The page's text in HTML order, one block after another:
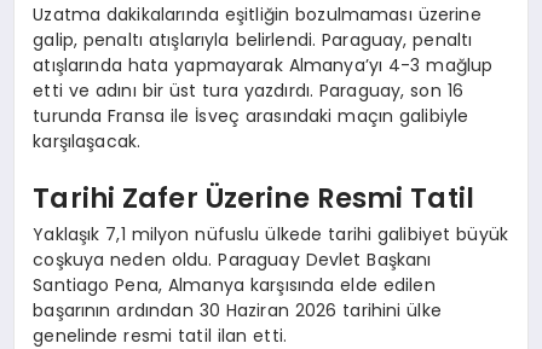
Uzatma dakikalarında eşitliğin bozulmaması üzerine
galip, penaltı atışlarıyla belirlendi. Paraguay, penaltı
atışlarında hata yapmayarak Almanya’yı 4-3 mağlup
etti ve adını bir üst tura yazdırdı. Paraguay, son 16
turunda Fransa ile İsveç arasındaki maçın galibiyle
karşılaşacak.
Tarihi Zafer Üzerine Resmi Tatil
Yaklaşık 7,1 milyon nüfuslu ülkede tarihi galibiyet büyük
coşkuya neden oldu. Paraguay Devlet Başkanı
Santiago Pena, Almanya karşısında elde edilen
başarının ardından 30 Haziran 2026 tarihini ülke
genelinde resmi tatil ilan etti.